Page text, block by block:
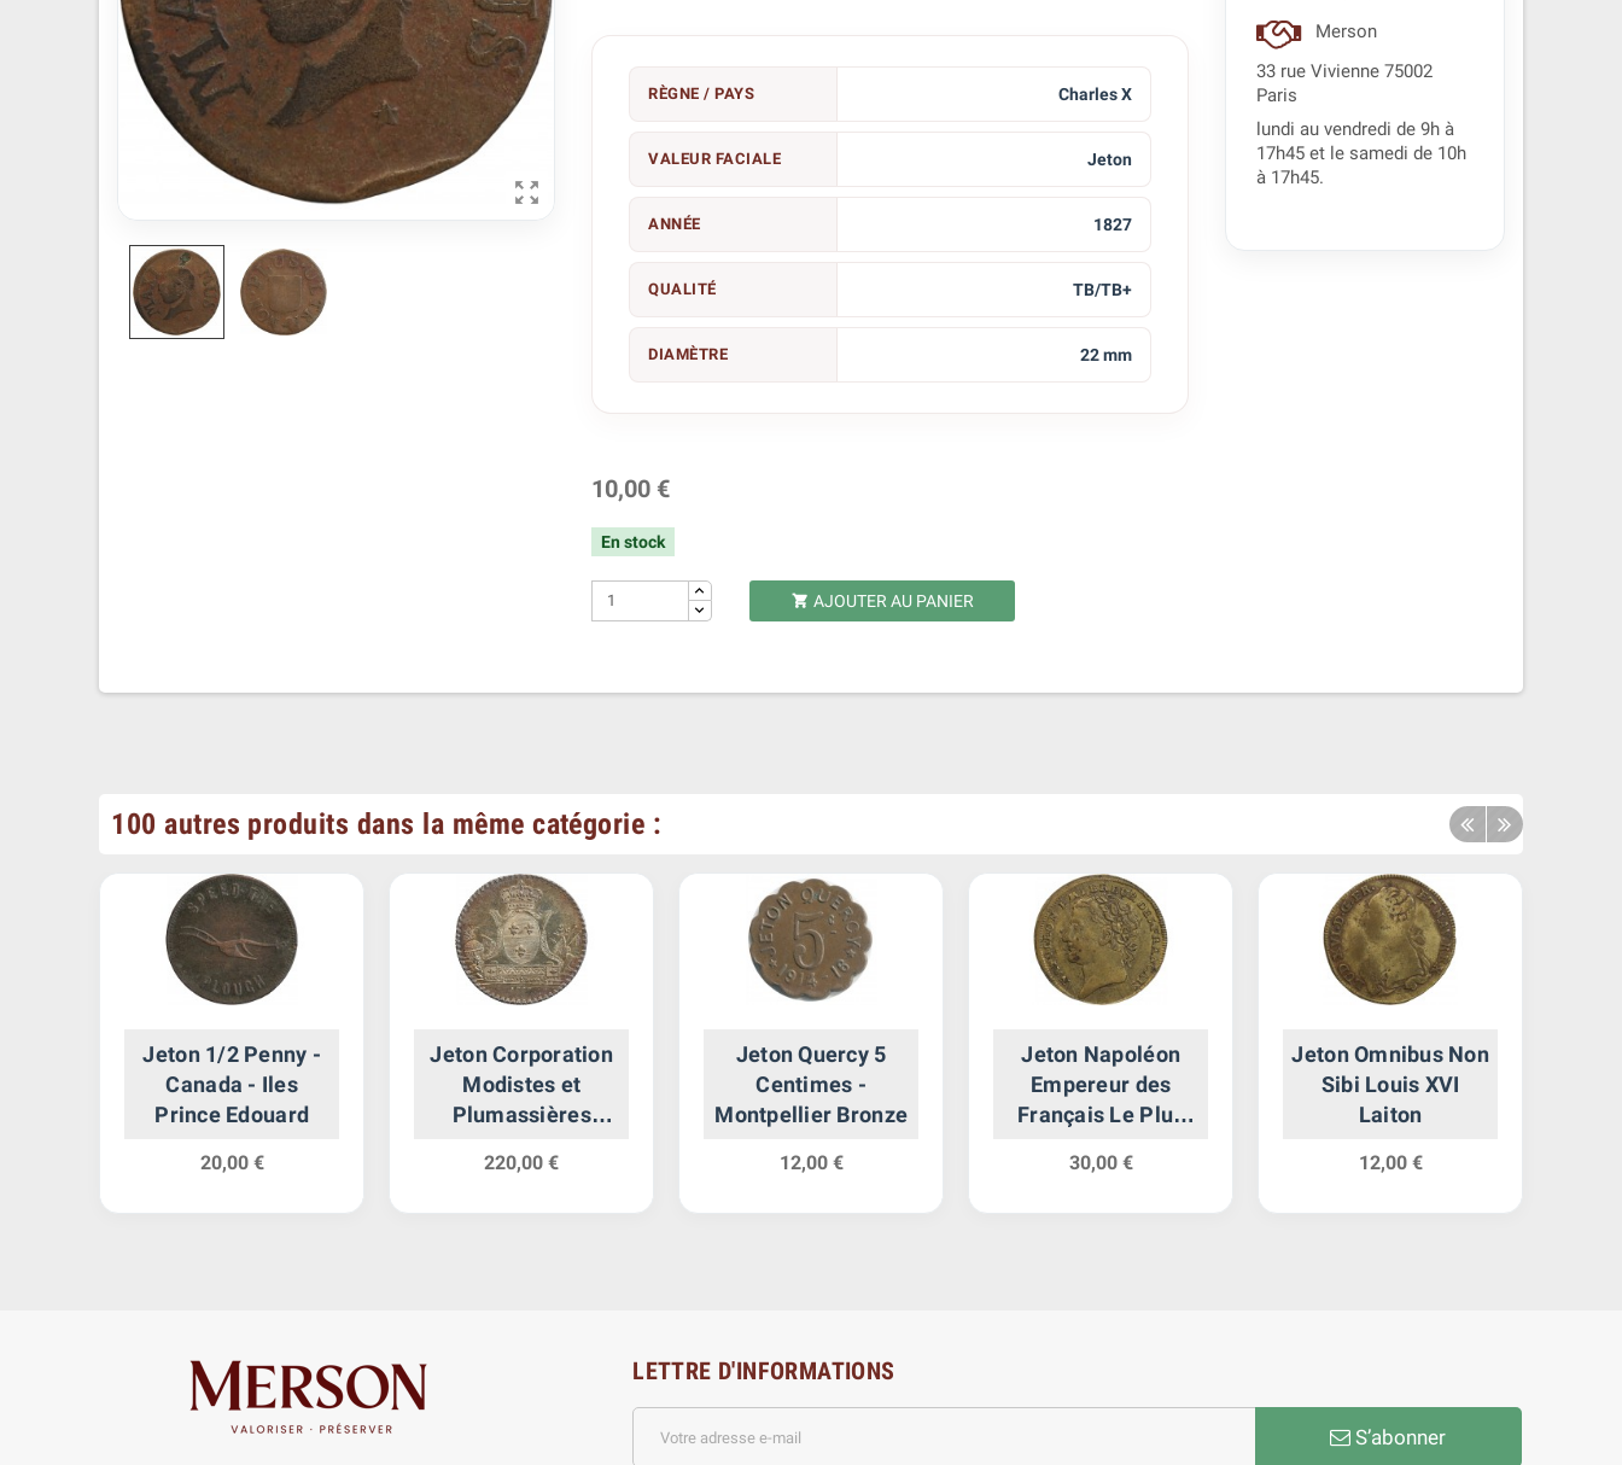

RÈGNE / PAYS Charles X
VALEUR FACIALE Jeton
ANNÉE 1827
QUALITÉ TB/TB+
DIAMÈTRE 22 mm
10,00 €
En stock
 AJOUTER AU PANIER
Merson
33 rue Vivienne 75002
Paris
lundi au vendredi de 9h à
17h45 et le samedi de 10h
à 17h45.
100 autres produits dans la même catégorie :
Jeton 1/2 Penny -
Canada - Iles
Prince Edouard
20,00 €
Jeton Corporation
Modistes et
Plumassières
220,00 €
Jeton Quercy 5
Centimes -
Montpellier Bronze
12,00 €
Jeton Napoléon
Empereur des
Français Le Plus
30,00 €
Jeton Omnibus Non
Sibi Louis XVI
Laiton
12,00 €
LETTRE D'INFORMATIONS
S’abonner